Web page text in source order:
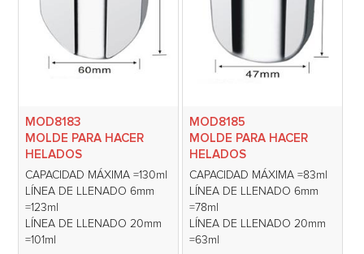
MOD8183
MOLDE PARA HACER
HELADOS
CAPACIDAD MÁXIMA =130ml
LÍNEA DE LLENADO 6mm
=123ml
LÍNEA DE LLENADO 20mm
=101ml
MOD8185
MOLDE PARA HACER
HELADOS
CAPACIDAD MÁXIMA =83ml
LÍNEA DE LLENADO 6mm
=78ml
LÍNEA DE LLENADO 20mm
=63ml